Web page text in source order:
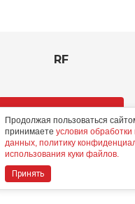
RF
Продолжая пользоваться
принимаете условия
данных, политику
использования куки файлов.
Принять